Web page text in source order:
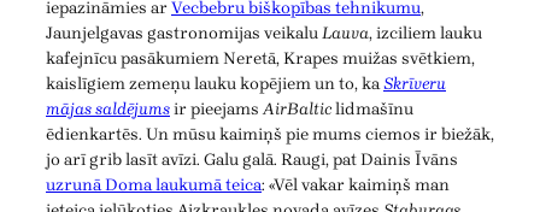
iepazināmies arVecbebru biškopības tehnikumu,
Jaunjelgavas gastronomijas veikaluLauva, izciliem lauku
kafejnīcu pasākumiem Neretā, Krapes muižas svētkiem,
kaislīgiem zemeņu lauku kopējiem un to, kaSkrīveru
mājas saldējumsir pieejamsAirBalticlidmašīnu
ēdienkartēs. Un mūsu kaimiņš pie mums ciemos ir biežāk,
jo arī grib lasīt avīzi. Galu galā. Raugi, pat Dainis Īvāns
uzrunā Doma laukumā teica: «Vēl vakar kaimiņš man